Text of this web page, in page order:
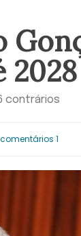
2028
contrários
comentários 1